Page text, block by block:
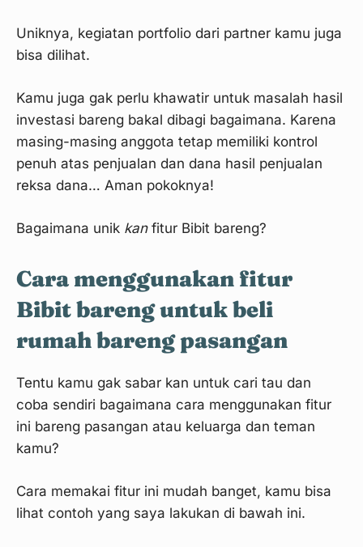
Uniknya, kegiatan portfolio dari partner kamu juga
bisa dilihat.
Kamu juga gak perlu khawatir untuk masalah hasil
investasi bareng bakal dibagi bagaimana. Karena
masing-masing anggota tetap memiliki kontrol
penuh atas penjualan dan dana hasil penjualan
reksa dana… Aman pokoknya!
Bagaimana unik kan fitur Bibit bareng?
Cara menggunakan fitur
Bibit bareng untuk beli
rumah bareng pasangan
Tentu kamu gak sabar kan untuk cari tau dan
coba sendiri bagaimana cara menggunakan fitur
ini bareng pasangan atau keluarga dan teman
kamu?
Cara memakai fitur ini mudah banget, kamu bisa
lihat contoh yang saya lakukan di bawah ini.